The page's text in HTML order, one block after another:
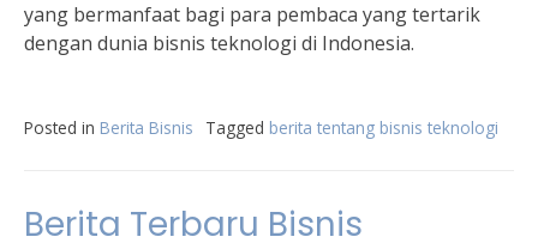
yang bermanfaat bagi para pembaca yang tertarik
dengan dunia bisnis teknologi di Indonesia.
Posted in Berita Bisnis Tagged berita tentang bisnis teknologi
Berita Terbaru Bisnis